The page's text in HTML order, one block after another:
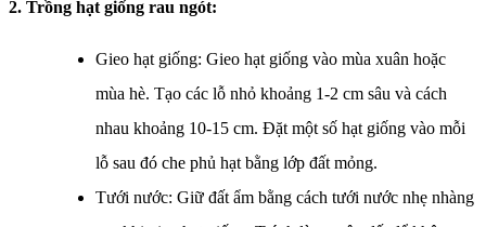
2. Trồng hạt giống rau ngót:
Gieo hạt giống: Gieo hạt giống vào mùa xuân hoặc
mùa hè. Tạo các lỗ nhỏ khoảng 1-2 cm sâu và cách
nhau khoảng 10-15 cm. Đặt một số hạt giống vào mỗi
lỗ sau đó che phủ hạt bằng lớp đất mỏng.
Tưới nước: Giữ đất ẩm bằng cách tưới nước nhẹ nhàng